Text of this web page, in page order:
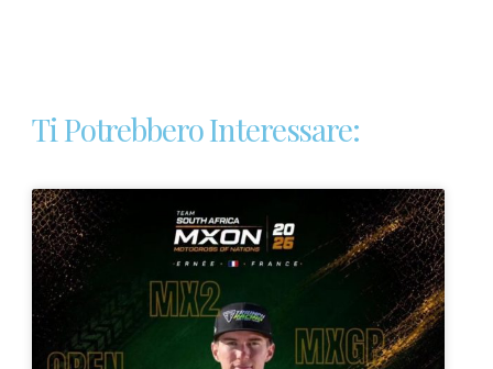
Ti Potrebbero Interessare: